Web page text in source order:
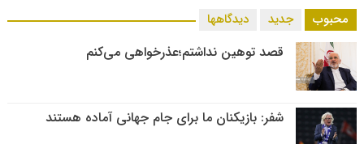
محبوب جدید دیدگاهها
قصد توهین نداشتم؛عذرخواهی می‌کنم
شفر: بازیکنان ما برای جام جهانی آماده هستند